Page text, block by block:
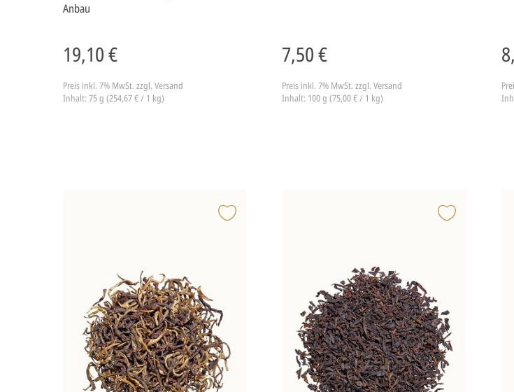
Anbau
19,10 €
Preis inkl. 7% MwSt. zzgl. Versand
Inhalt: 75 g (254,67 € / 1 kg)
7,50 €
Preis inkl. 7% MwSt.zzgl. Versand
Inhalt: 100 g (75,00 € / 1 kg)